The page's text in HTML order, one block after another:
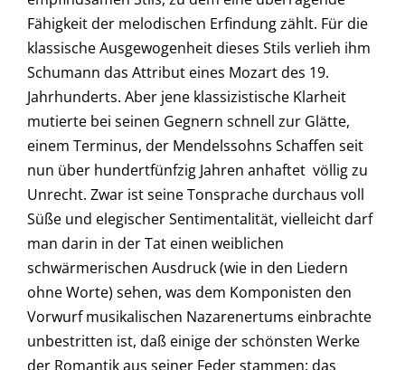
Fähigkeit der melodischen Erfindung zählt. Für die
klassische Ausgewogenheit dieses Stils verlieh ihm
Schumann das Attribut eines Mozart des 19.
Jahrhunderts. Aber jene klassizistische Klarheit
mutierte bei seinen Gegnern schnell zur Glätte,
einem Terminus, der Mendelssohns Schaffen seit
nun über hundertfünfzig Jahren anhaftet  völlig zu
Unrecht. Zwar ist seine Tonsprache durchaus voll
Süße und elegischer Sentimentalität, vielleicht darf
man darin in der Tat einen weiblichen
schwärmerischen Ausdruck (wie in den Liedern
ohne Worte) sehen, was dem Komponisten den
Vorwurf musikalischen Nazarenertums einbrachte 
unbestritten ist, daß einige der schönsten Werke
der Romantik aus seiner Feder stammen: das